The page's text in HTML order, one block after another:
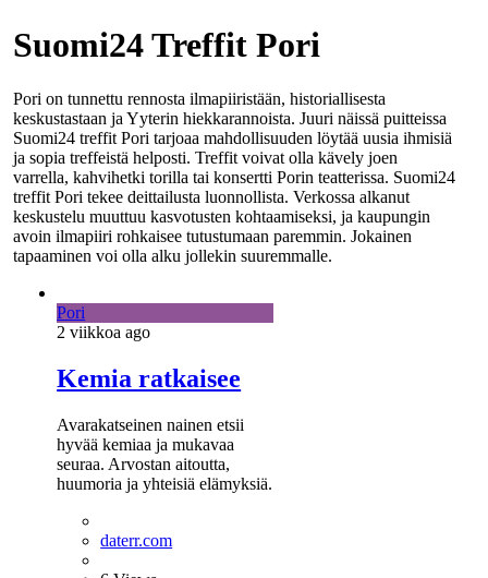
Suomi24 Treffit Pori
Pori on tunnettu rennosta ilmapiiristään, historiallisesta
keskustastaan ja Yyterin hiekkarannoista. Juuri näissä puitteissa
Suomi24 treffit Pori tarjoaa mahdollisuuden löytää uusia ihmisiä
ja sopia treffeistä helposti. Treffit voivat olla kävely joen
varrella, kahvihetki torilla tai konsertti Porin teatterissa. Suomi24
treffit Pori tekee deittailusta luonnollista. Verkossa alkanut
keskustelu muuttuu kasvotusten kohtaamiseksi, ja kaupungin
avoin ilmapiiri rohkaisee tutustumaan paremmin. Jokainen
tapaaminen voi olla alku jollekin suuremmalle.
Pori
2 viikkoaago
Kemia ratkaisee
Avarakatseinen nainen etsii
hyvää kemiaa ja mukavaa
seuraa. Arvostan aitoutta,
huumoria ja yhteisiä elämyksiä.
daterr.com